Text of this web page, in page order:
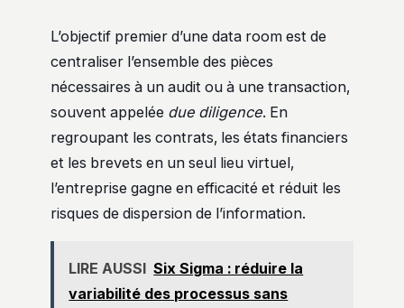
L’objectif premier d’une data room est de
centraliser l’ensemble des pièces
nécessaires à un audit ou à une transaction,
souvent appelée due diligence. En
regroupant les contrats, les états financiers
et les brevets en un seul lieu virtuel,
l’entreprise gagne en efficacité et réduit les
risques de dispersion de l’information.
LIRE AUSSI Six Sigma : réduire la
variabilité des processus sans